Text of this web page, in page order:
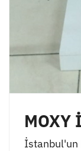
MOXY
İstanbul'un